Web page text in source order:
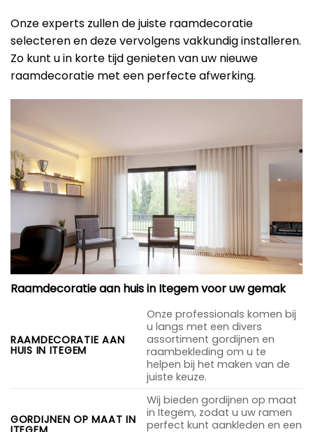
Onze experts zullen de juiste raamdecoratie
selecteren en deze vervolgens vakkundig installeren.
Zo kunt u in korte tijd genieten van uw nieuwe
raamdecoratie met een perfecte afwerking.
Raamdecoratie aan huis in Itegem voor uw gemak
RAAMDECORATIE AAN
HUIS IN ITEGEM
Onze professionals komen bij
u langs met een divers
assortiment gordijnen en
raambekleding om u te
helpen bij het maken van de
juiste keuze.
GORDIJNEN OP MAAT IN
Wij bieden gordijnen op maat
in Itegem, zodat u uw ramen
perfect kunt aankleden en een